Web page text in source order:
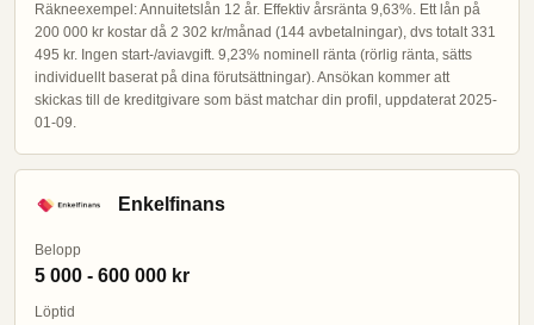
Räkneexempel: Annuitetslån 12 år. Effektiv årsränta 9,63%. Ett lån på
200 000 kr kostar då 2 302 kr/månad (144 avbetalningar), dvs totalt 331
495 kr. Ingen start-/aviavgift. 9,23% nominell ränta (rörlig ränta, sätts
individuellt baserat på dina förutsättningar). Ansökan kommer att
skickas till de kreditgivare som bäst matchar din profil, uppdaterat 2025-
01-09.
Enkelfinans
Belopp
5 000 - 600 000 kr
Löptid